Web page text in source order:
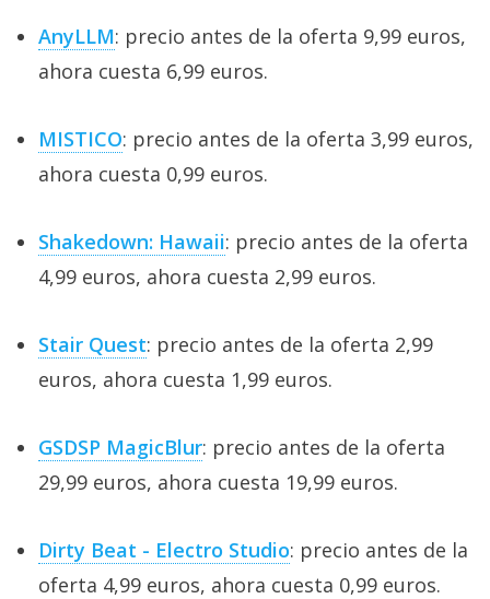
AnyLLM: precio antes de la oferta 9,99 euros,
ahora cuesta 6,99 euros.
MISTICO: precio antes de la oferta 3,99 euros,
ahora cuesta 0,99 euros.
Shakedown: Hawaii: precio antes de la oferta
4,99 euros, ahora cuesta 2,99 euros.
Stair Quest: precio antes de la oferta 2,99
euros, ahora cuesta 1,99 euros.
GSDSP MagicBlur: precio antes de la oferta
29,99 euros, ahora cuesta 19,99 euros.
Dirty Beat - Electro Studio: precio antes de la
oferta 4,99 euros, ahora cuesta 0,99 euros.